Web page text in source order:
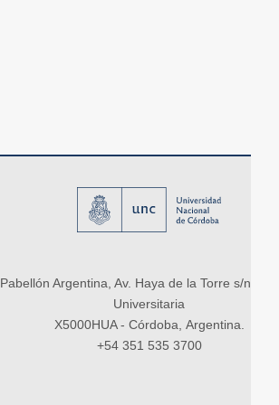
Pabellón Argentina, Av. Haya de la Torre s/n,
Universitaria
X5000HUA - Córdoba, Argentina.
+54 351 535 3700